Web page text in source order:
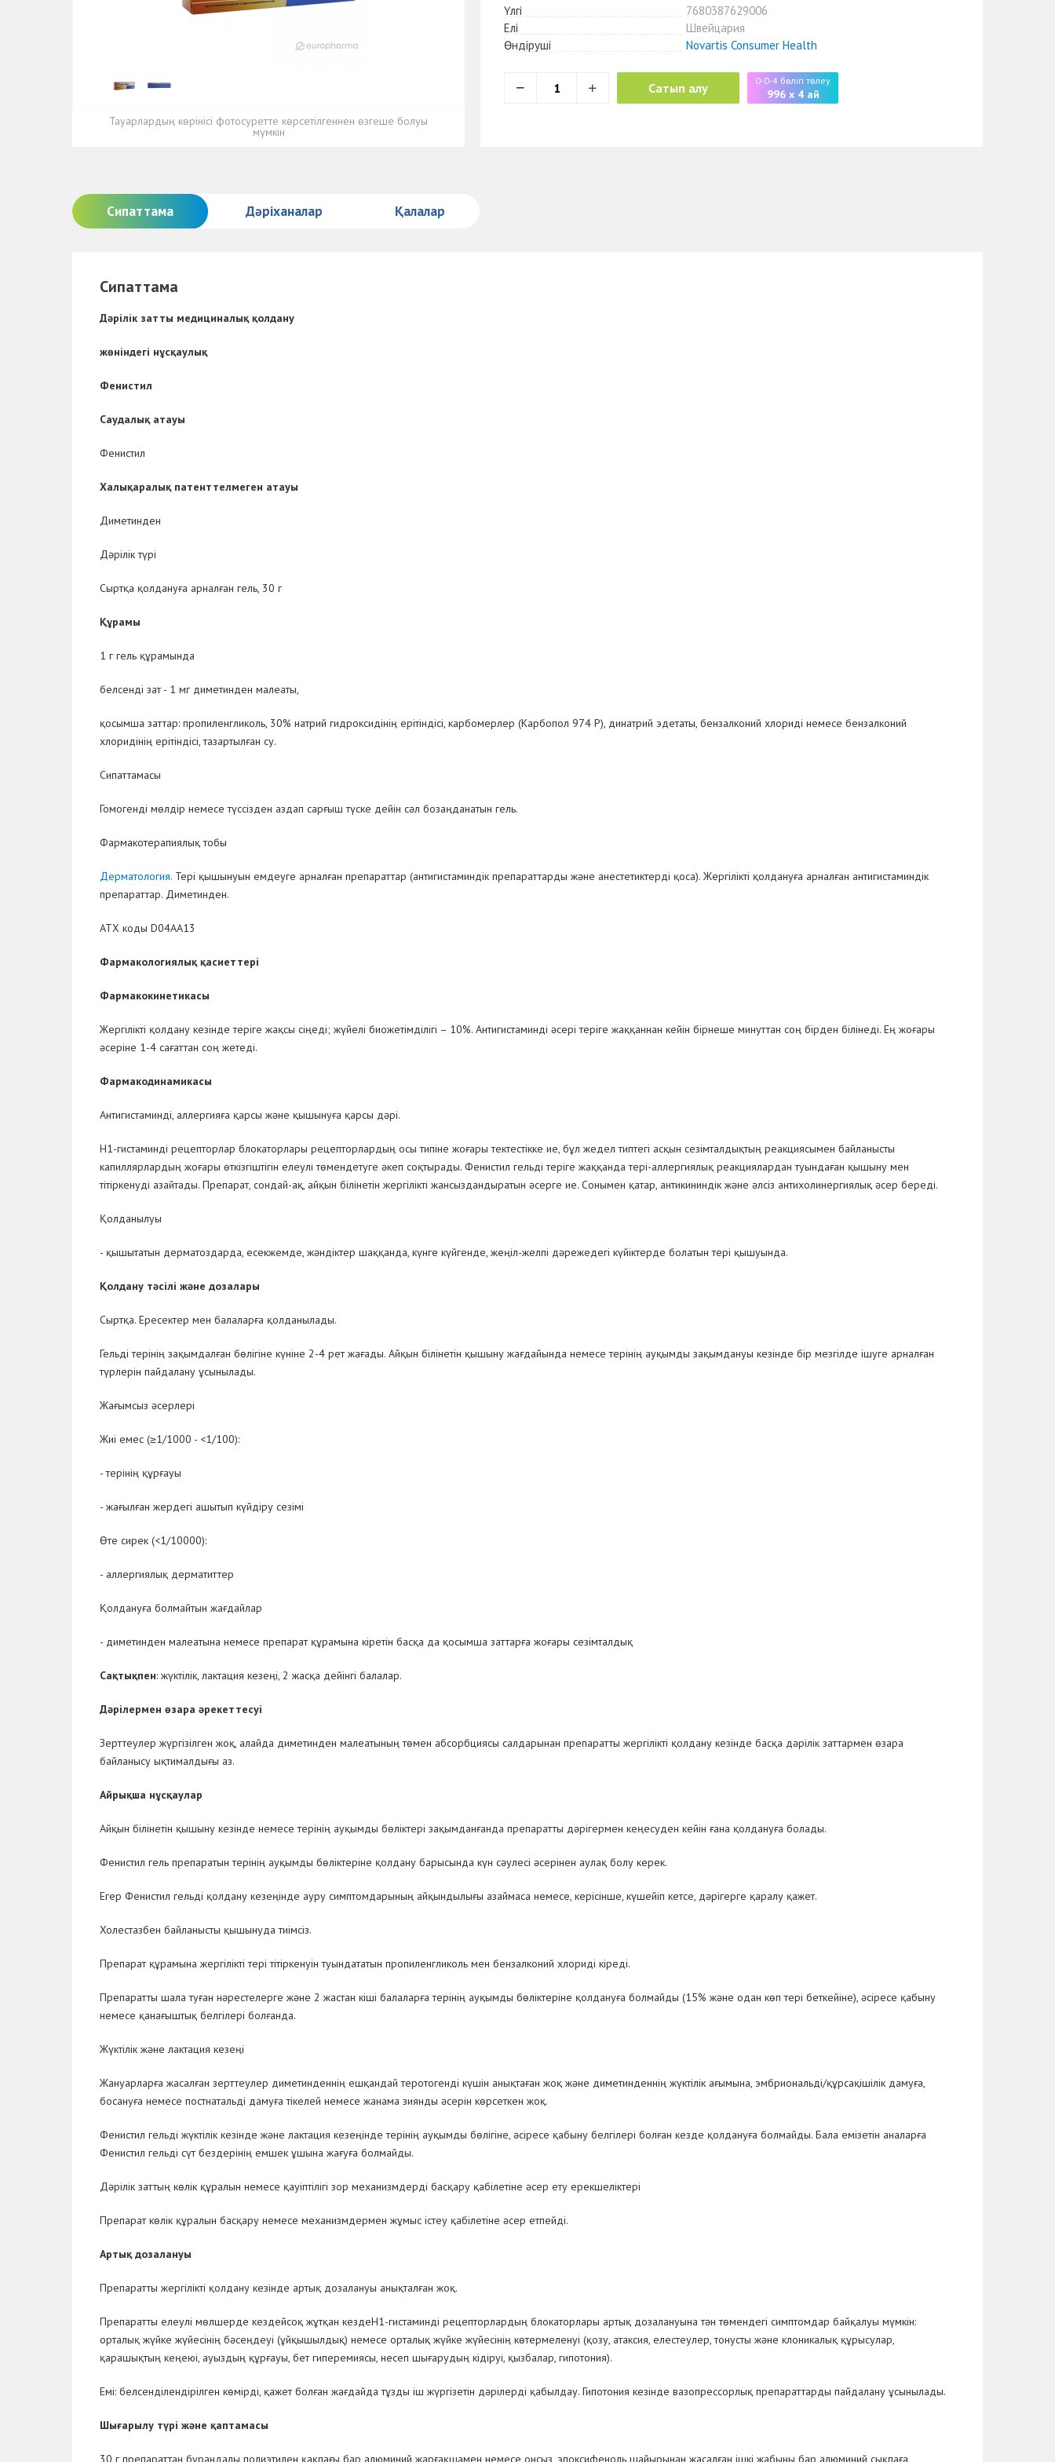
Тауарлардың көрінісі фотосуретте көрсетілгеннен өзгеше болуы
мүмкін
Үлгі
7680387629006
Елі
Швейцария
Өндіруші
Novartis Consumer Health
Сатып алу 0-0-4 бөліп төлеу
996 x 4 ай
Сипаттама Дәріханалар Қалалар
Сипаттама
Дәрілік затты медициналық қолдану
жөніндегі нұсқаулық
Фенистил
Саудалық атауы
Фенистил
Халықаралық патенттелмеген атауы
Диметинден
Дәрілік түрі
Сыртқа қолдануға арналған гель, 30 г
Құрамы
1 г гель құрамында
белсенді зат - 1 мг диметинден малеаты,
қосымша заттар: пропиленгликоль, 30% натрий гидроксидінің ерітіндісі, карбомерлер (Карбопол 974 Р), динатрий эдетаты, бензалконий хлориді немесе бензалконий
хлоридінің ерітіндісі, тазартылған су.
Сипаттамасы
Гомогенді мөлдір немесе түссізден аздап сарғыш түске дейін сәл бозаңданатын гель.
Фармакотерапиялық тобы
Дерматология. Тері қышынуын емдеуге арналған препараттар (антигистаминдік препараттарды және анестетиктерді қоса). Жергілікті қолдануға арналған антигистаминдік
препараттар. Диметинден.
АТХ коды D04AA13
Фармакологиялық қасиеттері
Фармакокинетикасы
Жергілікті қолдану кезінде теріге жақсы сіңеді; жүйелі биожетімділігі – 10%. Антигистаминді әсері теріге жаққаннан кейін бірнеше минуттан соң бірден білінеді. Ең жоғары
әсеріне 1-4 сағаттан соң жетеді.
Фармакодинамикаcы
Антигистаминді, аллергияға қарсы және қышынуға қарсы дәрі.
H1-гистаминді рецепторлар блокаторлары рецепторлардың осы типіне жоғары тектестікке ие, бұл жедел типтегі асқын сезімталдықтың реакциясымен байланысты
капиллярлардың жоғары өткізгіштігін елеулі төмендетуге әкеп соқтырады. Фенистил гельді теріге жаққанда тері-аллергиялық реакциялардан туындаған қышыну мен
тітіркенуді азайтады. Препарат, сондай-ақ, айқын білінетін жергілікті жансыздандыратын әсерге ие. Сонымен қатар, антикининдік және әлсіз антихолинергиялық әсер береді.
Қолданылуы
- қышытатын дерматоздарда, есекжемде, жәндіктер шаққанда, күнге күйгенде, жеңіл-желпі дәрежедегі күйіктерде болатын тері қышуында.
Қолдану тәсілі және дозалары
Сыртқа. Ересектер мен балаларға қолданылады.
Гельді терінің зақымдалған бөлігіне күніне 2-4 рет жағады. Айқын білінетін қышыну жағдайында немесе терінің ауқымды зақымдануы кезінде бір мезгілде ішуге арналған
түрлерін пайдалану ұсынылады.
Жағымсыз әсерлері
Жиі емес (≥1/1000 - <1/100):
- терінің құрғауы
- жағылған жердегі ашытып күйдіру сезімі
Өте сирек (<1/10000):
- аллергиялық дерматиттер
Қолдануға болмайтын жағдайлар
- диметинден малеатына немесе препарат құрамына кіретін басқа да қосымша заттарға жоғары сезімталдық
Сақтықпен: жүктілік, лактация кезеңі, 2 жасқа дейінгі балалар.
Дәрілермен өзара әрекеттесуі
Зерттеулер жүргізілген жоқ, алайда диметинден малеатының төмен абсорбциясы салдарынан препаратты жергілікті қолдану кезінде басқа дәрілік заттармен өзара
байланысу ықтималдығы аз.
Айрықша нұсқаулар
Айқын білінетін қышыну кезінде немесе терінің ауқымды бөліктері зақымданғанда препаратты дәрігермен кеңесуден кейін ғана қолдануға болады.
Фенистил гель препаратын терінің ауқымды бөліктеріне қолдану барысында күн сәулесі әсерінен аулақ болу керек.
Егер Фенистил гельді қолдану кезеңінде ауру симптомдарының айқындылығы азаймаса немесе, керісінше, күшейіп кетсе, дәрігерге қаралу қажет.
Холестазбен байланысты қышынуда тиімсіз.
Препарат құрамына жергілікті тері тітіркенуін туындататын пропиленгликоль мен бензалконий хлориді кіреді.
Препаратты шала туған нәрестелерге және 2 жастан кіші балаларға терінің ауқымды бөліктеріне қолдануға болмайды (15% және одан көп тері беткейіне), әсіресе қабыну
немесе қанағыштық белгілері болғанда.
Жүктілік және лактация кезеңі
Жануарларға жасалған зерттеулер диметинденнің ешқандай теротогенді күшін анықтаған жоқ және диметинденнің жүктілік ағымына, эмбриональді/құрсақішілік дамуға,
босануға немесе постнатальді дамуға тікелей немесе жанама зиянды әсерін көрсеткен жоқ.
Фенистил гельді жүктілік кезінде және лактация кезеңінде терінің ауқымды бөлігіне, әсіресе қабыну белгілері болған кезде қолдануға болмайды. Бала емізетін аналарға
Фенистил гельді сүт бездерінің емшек ұшына жағуға болмайды.
Дәрілік заттың көлік құралын немесе қауіптілігі зор механизмдерді басқару қабілетіне әсер ету ерекшеліктері
Препарат көлік құралын басқару немесе механизмдермен жұмыс істеу қабілетіне әсер етпейді.
Артық дозалануы
Препаратты жергілікті қолдану кезінде артық дозалануы анықталған жоқ.
Препаратты елеулі мөлшерде кездейсоқ жұтқан кездеН1-гистаминді рецепторлардың блокаторлары артық дозалануына тән төмендегі симптомдар байқалуы мүмкін:
орталық жүйке жүйесінің бәсеңдеуі (ұйқышылдық) немесе орталық жүйке жүйесінің көтермеленуі (қозу, атаксия, елестеулер, тонусты және клоникалық құрысулар,
қарашықтың кеңеюі, ауыздың құрғауы, бет гиперемиясы, несеп шығарудың кідіруі, қызбалар, гипотония).
Емі: белсенділендірілген көмірді, қажет болған жағдайда тұзды іш жүргізетін дәрілерді қабылдау. Гипотония кезінде вазопрессорлық препараттарды пайдалану ұсынылады.
Шығарылу түрі және қаптамасы
30 г препараттан бұрандалы полиэтилен қақпағы бар алюминий жарғақшамен немесе онсыз, эпоксифеноль шайырынан жасалған ішкі жабыны бар алюминий сықпаға